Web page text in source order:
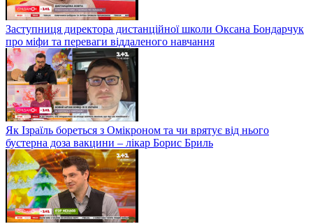
Заступниця директора дистанційної школи Оксана Бондарчук
про міфи та переваги віддаленого навчання
Як Ізраїль бореться з Омікроном та чи врятує від нього
бустерна доза вакцини – лікар Борис Бриль